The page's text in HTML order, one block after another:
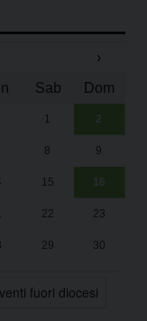
›
Sab Dom
1 2
8 9
15 16
22 23
29 30
fuori diocesi